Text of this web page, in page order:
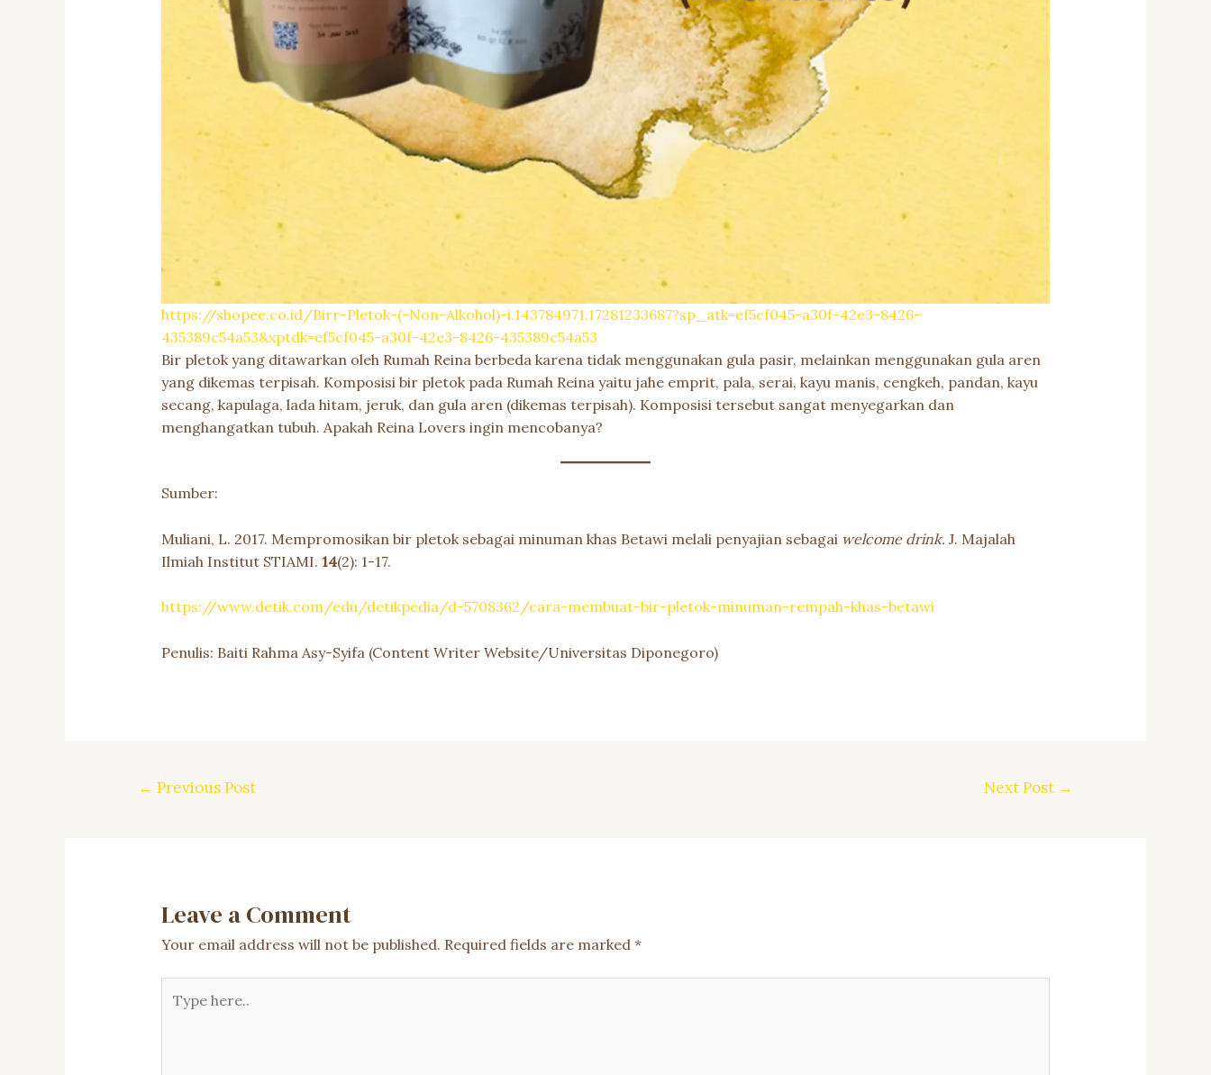
https://shopee.co.id/Birr-Pletok-(-Non-Alkohol)-i.143784971.17281233687?sp_atk=ef5cf045-a30f-42e3-8426-
435389c54a53&xptdk=ef5cf045-a30f-42e3-8426-435389c54a53
Bir pletok yang ditawarkan oleh Rumah Reina berbeda karena tidak menggunakan gula pasir, melainkan menggunakan gula aren
yang dikemas terpisah. Komposisi bir pletok pada Rumah Reina yaitu jahe emprit, pala, serai, kayu manis, cengkeh, pandan, kayu
secang, kapulaga, lada hitam, jeruk, dan gula aren (dikemas terpisah). Komposisi tersebut sangat menyegarkan dan
menghangatkan tubuh. Apakah Reina Lovers ingin mencobanya?
Sumber:
Muliani, L. 2017. Mempromosikan bir pletok sebagai minuman khas Betawi melali penyajian sebagai welcome drink. J. Majalah
Ilmiah Institut STIAMI. 14(2): 1-17.
https://www.detik.com/edu/detikpedia/d-5708362/cara-membuat-bir-pletok-minuman-rempah-khas-betawi
Penulis: Baiti Rahma Asy-Syifa (Content Writer Website/Universitas Diponegoro)
← Previous Post Next Post →
Leave a Comment
Your email address will not be published. Required fields are marked *
here..